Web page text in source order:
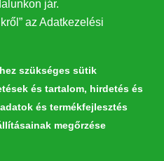
eseményeinkről!
jár.
az Adatkezelési
szükséges sütik
és tartalom, hirdetés és
és termékfejlesztés
megőrzése